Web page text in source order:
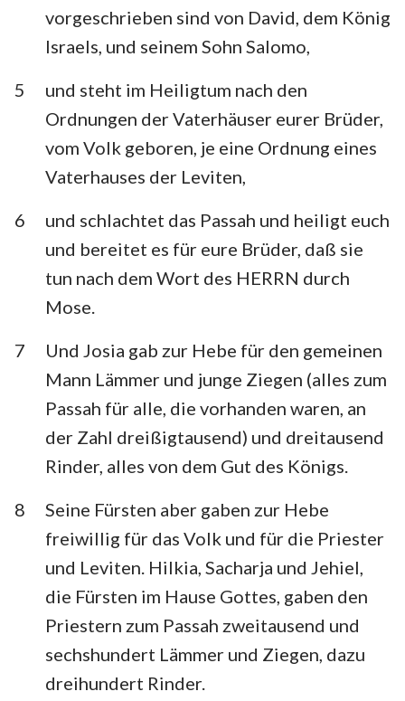
vorgeschrieben sind von David, dem König
Israels, und seinem Sohn Salomo,
5
und steht im Heiligtum nach den
Ordnungen der Vaterhäuser eurer Brüder,
vom Volk geboren, je eine Ordnung eines
Vaterhauses der Leviten,
6
und schlachtet das Passah und heiligt euch
und bereitet es für eure Brüder, daß sie
tun nach dem Wort des HERRN durch
Mose.
7
Und Josia gab zur Hebe für den gemeinen
Mann Lämmer und junge Ziegen (alles zum
Passah für alle, die vorhanden waren, an
der Zahl dreißigtausend) und dreitausend
Rinder, alles von dem Gut des Königs.
8
Seine Fürsten aber gaben zur Hebe
freiwillig für das Volk und für die Priester
und Leviten. Hilkia, Sacharja und Jehiel,
die Fürsten im Hause Gottes, gaben den
Priestern zum Passah zweitausend und
sechshundert Lämmer und Ziegen, dazu
dreihundert Rinder.